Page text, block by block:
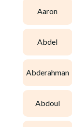
aaron
abdel
abderahman
abdoul